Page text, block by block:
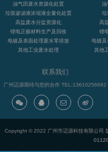
油气田废水资源化处置
垃圾渗滤液浓缩液全量化处置
高盐废水分盐资源化
锂电正极材料生产及回收
电镀及表面处理废水零排放
其他工业废水处理
油
垃
高
锂
电镀及
其他
联系我们
广州迈源期待与您的合作 TEL:13610256692
Copyright © 2022 广州市迈源科技有限公司